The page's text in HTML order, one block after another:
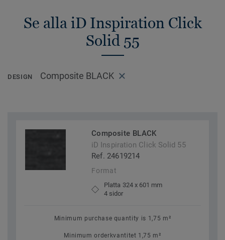
Se alla iD Inspiration Click
Solid 55
DESIGN Composite BLACK
Composite BLACK
iD Inspiration Click Solid 55
Ref. 24619214
Format
Platta 324 x 601 mm
4 sidor
Minimum purchase quantity is 1,75 m²
Minimum orderkvantitet 1,75 m²